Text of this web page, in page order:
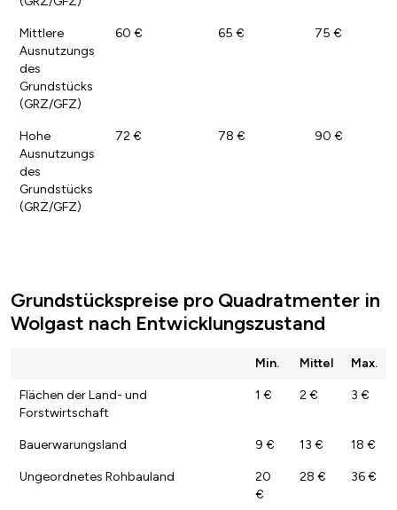
Mittlere
Ausnutzungs
des
Grundstücks
(GRZ/GFZ)
60 € 65 € 75 €
Hohe
Ausnutzungs
des
Grundstücks
(GRZ/GFZ)
72 € 78 € 90 €
Grundstückspreise pro Quadratmenter in
Wolgast nach Entwicklungszustand
Min. Mittel Max.
Flächen der Land- und
Forstwirtschaft
1 € 2 € 3 €
Bauerwarungsland 9 € 13 € 18 €
Ungeordnetes Rohbauland
20
€
28 € 36 €